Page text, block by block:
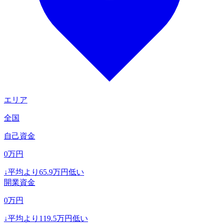
エリア
全国
自己資金
0万円
↓平均より 65.9万円低い
開業資金
0万円
↓平均より 119.5万円低い